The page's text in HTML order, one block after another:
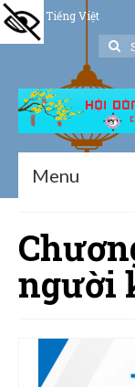
Tiếng Việt
Menu
Giới thiệu
Hoạt động
Thư viện
Dịch vụ hỗ
người